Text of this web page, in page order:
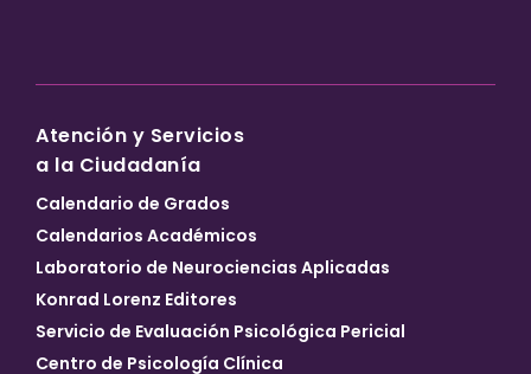
Atención y Servicios
a la Ciudadanía
Calendario de Grados
Calendarios Académicos
Laboratorio de Neurociencias Aplicadas
Konrad Lorenz Editores
Servicio de Evaluación Psicológica Pericial
Centro de Psicología Clínica